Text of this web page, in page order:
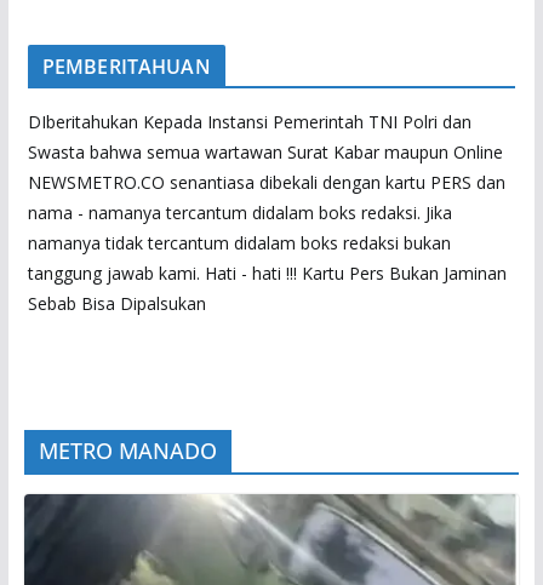
PEMBERITAHUAN
DIberitahukan Kepada Instansi Pemerintah TNI Polri dan
Swasta bahwa semua wartawan Surat Kabar maupun Online
NEWSMETRO.CO senantiasa dibekali dengan kartu PERS dan
nama - namanya tercantum didalam boks redaksi. Jika
namanya tidak tercantum didalam boks redaksi bukan
tanggung jawab kami. Hati - hati !!! Kartu Pers Bukan Jaminan
Sebab Bisa Dipalsukan
METRO MANADO